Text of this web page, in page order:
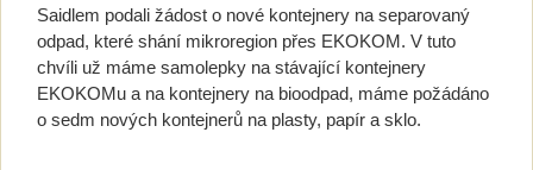
Saidlem podali žádost o nové kontejnery na separovaný
odpad, které shání mikroregion přes EKOKOM. V tuto
chvíli už máme samolepky na stávající kontejnery
EKOKOMu a na kontejnery na bioodpad, máme požádáno
o sedm nových kontejnerů na plasty, papír a sklo.